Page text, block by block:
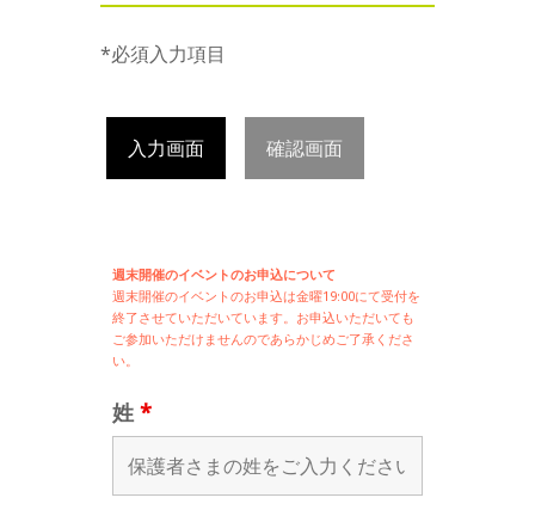
*必須入力項目
入力画面 確認画面
週末開催のイベントのお申込について
週末開催のイベントのお申込は金曜19:00にて受付を
終了させていただいています。お申込いただいても
ご参加いただけませんのであらかじめご了承くださ
い。
姓 *